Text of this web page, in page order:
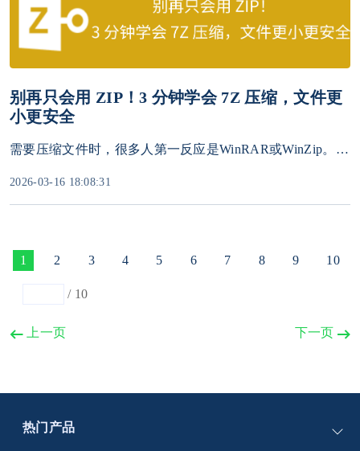
别再只会用 ZIP！3 分钟学会 7Z 压缩，文件更
小更安全
需要压缩文件时，很多人第一反应是WinRAR或WinZip。但其实有一款免费开源、压缩率更高的神器——7-Zip，它创建的7Z格式压缩包，往往比RAR和ZIP更小，传输更快。 更重要的是，7-Zip完全免费，没有任何广告和弹窗。本文将用三分钟带你快速学会如何创建7Z压缩包。
2026-03-16 18:08:31
1 2 3 4 5 6 7 8 9 10
/ 10
上一页 下一页
热门产品